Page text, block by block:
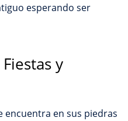
esperando ser
y
encuentra en sus piedras